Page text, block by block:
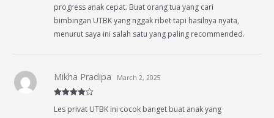
progress anak cepat. Buat orang tua yang cari
bimbingan UTBK yang nggak ribet tapi hasilnya nyata,
menurut saya ini salah satu yang paling recommended.
out of 5
Mikha Pradipa March 2, 2025
Les privat UTBK ini cocok banget buat anak yang